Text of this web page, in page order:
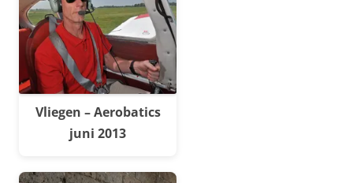
Vliegen – Aerobatics
juni 2013